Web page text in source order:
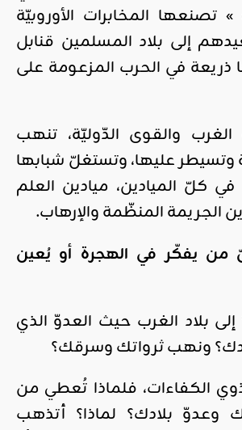
» تصنعها المخابرات الأوروبيّة
إلى بلاد المسلمين قنابل
ذريعة في الحرب المزعومة على
والقوى الدّوليّة، تنهب
وتسيطر عليها، وتستغلّ شبابها
كلّ الميادين، ميادين العلم
الجريمة المنظّمة والإرهاب.
من يفكّر في الهجرة أو يُعين
إلى بلاد الغرب حيث العدوّ الذي
ونهب ثرواتك وسرقك؟
الكفاءات، فلماذا تُعطي من
وعدوّ بلادك؟ لماذا؟ أتذهب